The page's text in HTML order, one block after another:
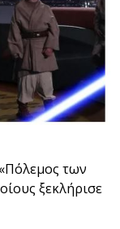
των
ξεκλήρισε